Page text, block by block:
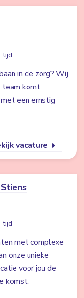
tijd
in de zorg? Wij
team komt
een ernstig
vacature
tijd
met complexe
onze unieke
voor jou de
komst.